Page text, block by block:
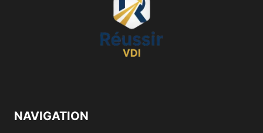
NAVIGATION